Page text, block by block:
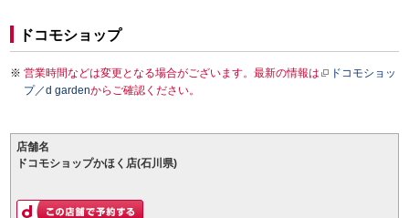
ドコモショップ
営業時間などは変更となる場合がございます。最新の情報は
ドコモショッ
プ／d gardenからご確認ください。
店舗名
ドコモショップかほく店(石川県)